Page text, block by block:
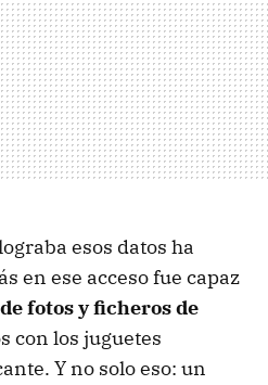
esos datos ha
en ese acceso fue capaz
fotos y ficheros de
con los juguetes
Y no solo eso: un